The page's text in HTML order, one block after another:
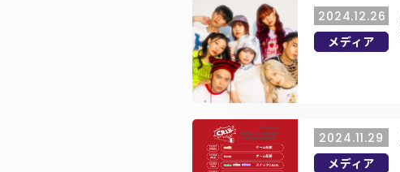
2024.12.26
メディア
2024.11.29
メディア